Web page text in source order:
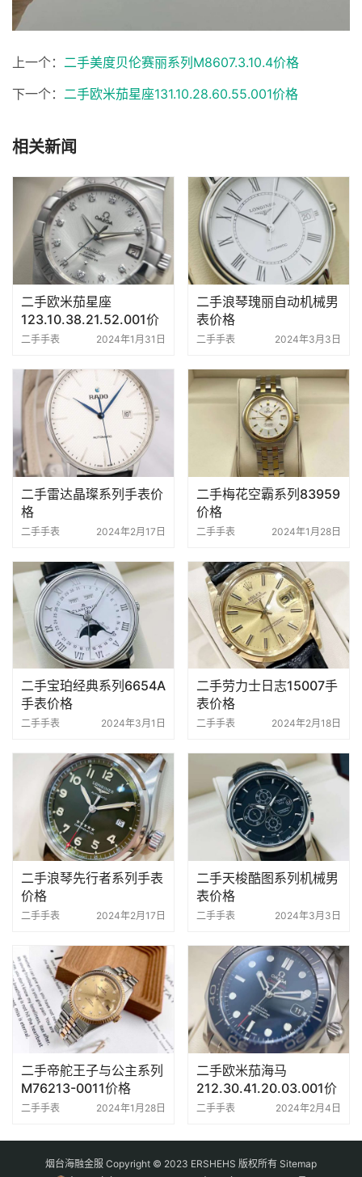
上一个： 二手美度贝伦赛丽系列M8607.3.10.4价格
下一个： 二手欧米茄星座131.10.28.60.55.001价格
相关新闻
二手欧米茄星座
123.10.38.21.52.001价
格
二手手表 2024年1月31日
二手浪琴瑰丽自动机械男
表价格
二手手表 2024年3月3日
二手雷达晶璨系列手表价
格
二手手表 2024年2月17日
二手梅花空霸系列83959
价格
二手手表 2024年1月28日
二手宝珀经典系列6654A
手表价格
二手手表 2024年3月1日
二手劳力士日志15007手
表价格
二手手表 2024年2月18日
二手浪琴先行者系列手表
价格
二手手表 2024年2月17日
二手天梭酷图系列机械男
表价格
二手手表 2024年3月3日
二手帝舵王子与公主系列
M76213-0011价格
二手手表 2024年1月28日
二手欧米茄海马
212.30.41.20.03.001价
格
二手手表 2024年2月4日
烟台海融金服 Copyright © 2023 ERSHEHS 版权所有 Sitemap